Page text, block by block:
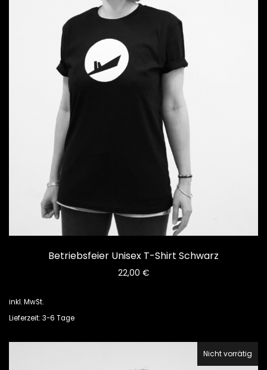
Betriebsfeier Unisex T-Shirt Schwarz
22,00 €
inkl. MwSt.
Lieferzeit: 3-6 Tage
Nicht vorrätig